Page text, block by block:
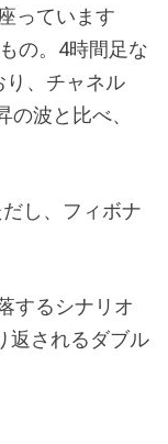
っています
の。4時間足な
り、チャネル
波と比べ、
し、フィボナ
するシナリオ
返されるダブル